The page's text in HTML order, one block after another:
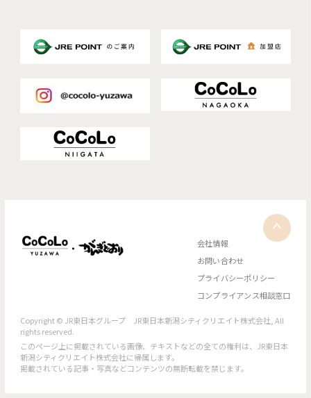
会社情報
お問い合わせ
プライバシーポリシー
コンプライアンス相談窓口
Copyright © JR東日本グループ JR東日本新潟シティクリエイト株式会社, All
rights reserved.
このページ上に掲載されている画像、テキストなどの全ての権利は、JR東日本
新潟シティクリエイト株式会社に帰属します。
掲載されている記事・写真などコンテンツの無断転載を禁じます。